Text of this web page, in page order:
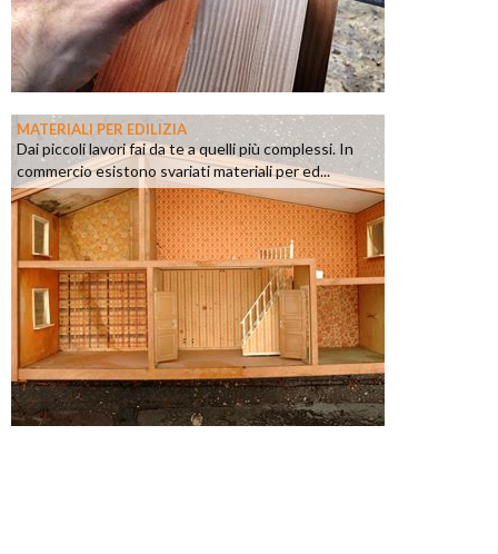
MATERIALI PER EDILIZIA
Dai piccoli lavori fai da te a quelli più complessi. In
commercio esistono svariati materiali per ed...